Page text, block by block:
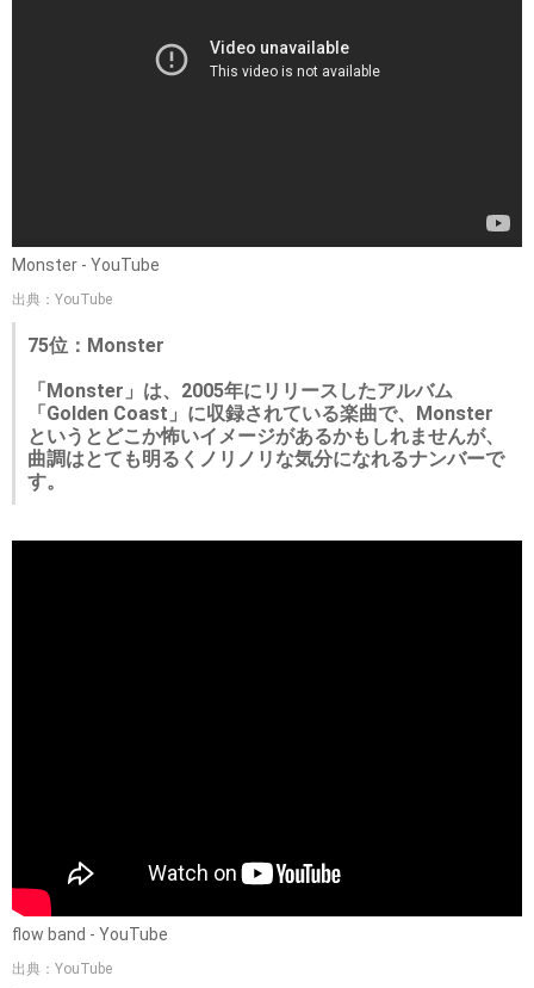
Monster - YouTube
出典：YouTube
75位：Monster
「Monster」は、2005年にリリースしたアルバム
「Golden Coast」に収録されている楽曲で、Monster
というとどこか怖いイメージがあるかもしれませんが、
曲調はとても明るくノリノリな気分になれるナンバーで
す。
flow band - YouTube
出典：YouTube